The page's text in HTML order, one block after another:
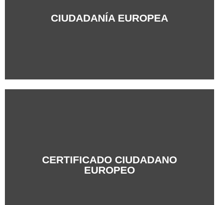
CIUDADANÍA EUROPEA
+Info
CERTIFICADO CIUDADANO
EUROPEO
+Info